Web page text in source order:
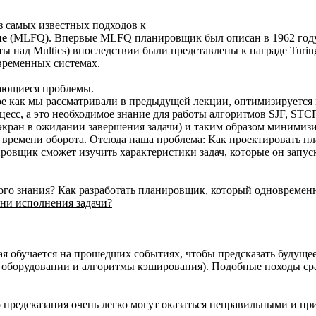
самых известных подходов к
(MLFQ). Впервые MLFQ планировщик был описан в 1962
над Multics) впоследствии были представлены к награде
системах.
проблемы.
как мы рассматривали в предыдущей лекции, оптимизируется
а это необходимое знание для работы алгоритмов SJF,
в ожидании завершения задачи) и таким образом
оборота. Отсюда наша проблема: Как проектировать
сможет изучить характеристики задач, которые он
знания? Как разработать планировщик, который
исполнения задачи?
обучается на прошедших событиях, чтобы предсказать
и алгоритмы кэширования). Подобные походы
очень легко могут оказаться неправильными